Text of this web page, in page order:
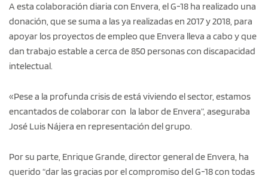
A esta colaboración diaria con Envera, el G-18 ha realizado una
donación, que se suma a las ya realizadas en 2017 y 2018, para
apoyar los proyectos de empleo que Envera lleva a cabo y que
dan trabajo estable a cerca de 850 personas con discapacidad
intelectual.
«Pese a la profunda crisis de está viviendo el sector, estamos
encantados de colaborar con la labor de Envera”, aseguraba
José Luis Nájera en representación del grupo.
Por su parte, Enrique Grande, director general de Envera, ha
querido “dar las gracias por el compromiso del G-18 con todas